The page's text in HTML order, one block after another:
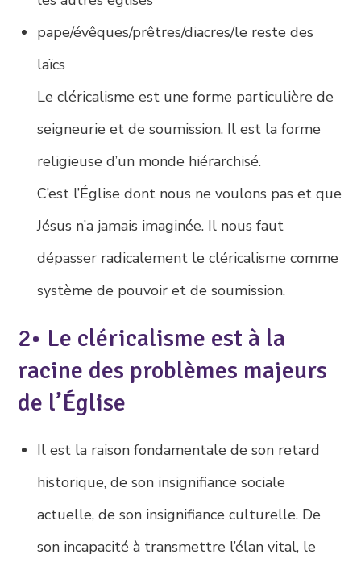
pape/évêques/prêtres/diacres/le reste des
laïcs
Le cléricalisme est une forme particulière de
seigneurie et de soumission. Il est la forme
religieuse d’un monde hiérarchisé.
C’est l’Église dont nous ne voulons pas et que
Jésus n’a jamais imaginée. Il nous faut
dépasser radicalement le cléricalisme comme
système de pouvoir et de soumission.
2• Le cléricalisme est à la
racine des problèmes majeurs
de l’Église
Il est la raison fondamentale de son retard
historique, de son insignifiance sociale
actuelle, de son insignifiance culturelle. De
son incapacité à transmettre l’élan vital, le